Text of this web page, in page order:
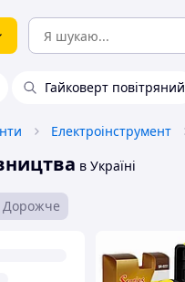
Гайковерт повітряний
Електроінструмент
в Україні
Дорожче